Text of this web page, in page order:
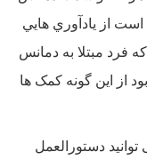
از يادآوري هايي
فرد مبتلا به دمانس
از این گونه کمک ها
دستورالعمل